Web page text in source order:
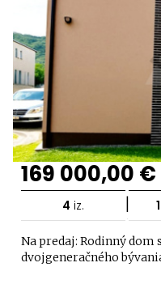
169 000,00 €
4 iz. |
Na predaj: Rodinný
dvojgeneračného